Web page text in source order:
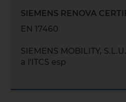
SIEMENS RENOVA
EN 17460
SIEMENS MOBILITY,
a l'ITCS esp